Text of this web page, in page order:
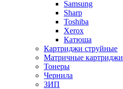
Samsung
Sharp
Toshiba
Xerox
Катюша
Картриджи струйные
Матричные картриджи
Тонеры
Чернила
ЗИП